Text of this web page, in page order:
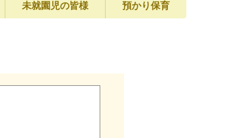
未就園児の皆様 預かり保育